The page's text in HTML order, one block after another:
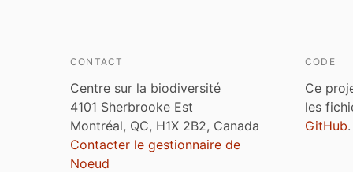
CONTACT
Centre sur la biodiversité
4101 Sherbrooke Est
Montréal, QC, H1X 2B2, Canada
Contacter le gestionnaire de
Noeud
CODE
Ce
les
GitHub.